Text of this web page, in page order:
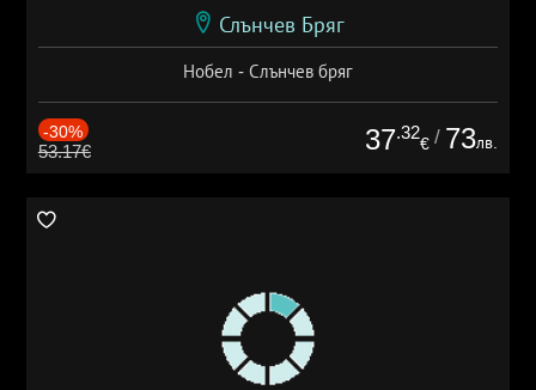
Слънчев Бряг
Нобел - Слънчев бряг
-30%
53.17€ 37.32
€ / 73лв.